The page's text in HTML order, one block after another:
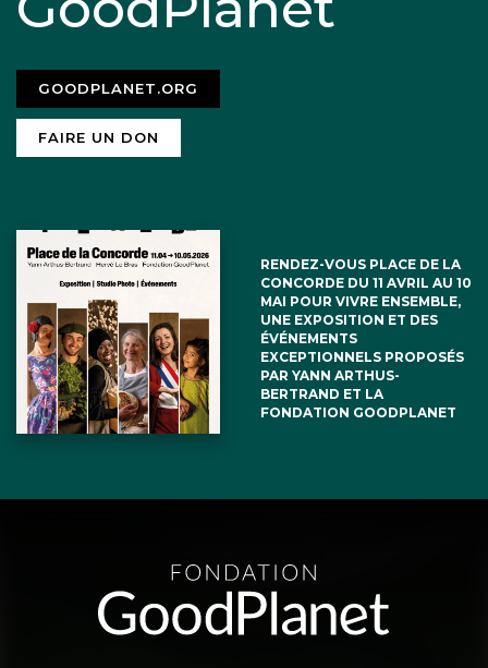
du Pacifique est inférieure à 2 mm/an,
depuis le début des années 1800, la
montée des océans est faible, de 1 à 1,5
from tide gauges. Donc la demande de
gros sous des îles du Pacifique n’a
aucune justification.
Jean-Pierre Bardinet 29 août 2024
Les océans ne sont pas acides mais
alcalins (ou basiques), avec un pH
GOODPLANET.ORG
FAIRE UN DON
RENDEZ-VOUS PLACE DE LA
CONCORDE DU 11 AVRIL AU 10
MAI POUR VIVRE ENSEMBLE,
UNE EXPOSITION ET DES
ÉVÉNEMENTS
EXCEPTIONNELS PROPOSÉS
PAR YANN ARTHUS-
BERTRAND ET LA
FONDATION GOODPLANET